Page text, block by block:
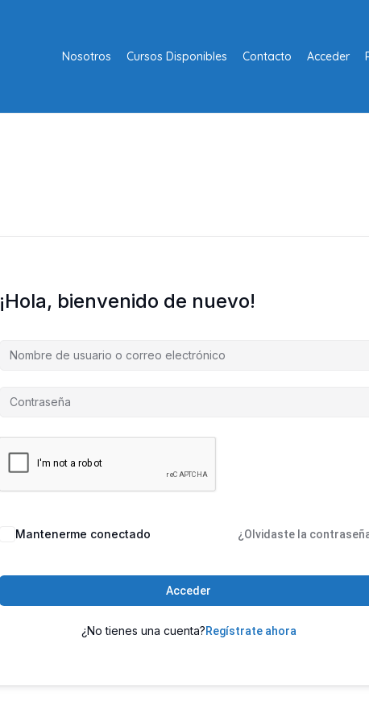
Nosotros Cursos Disponibles Contacto Acceder
¡Hola, bienvenido de nuevo!
Mantenerme conectado ¿Olvidaste la
Acceder
¿No tienes una cuenta?Regístrate ahora